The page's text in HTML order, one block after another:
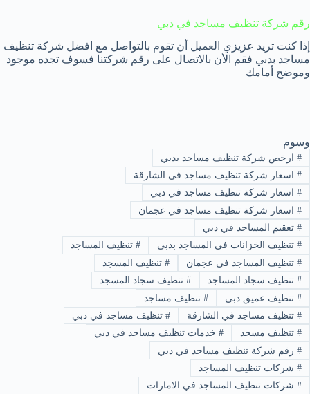
رقم شركة تنظيف مساجد في دبي
إذا كنت تريد عزيزي العميل أن تقوم بالتواصل مع افضل شركة تنظيف
مساجد بدبي فقم الأن بالاتصال على رقم شركتنا فسوف تجده موجود
وموضح أمامك
وسوم
#ارخص شركة تنظيف مساجد بدبي
#اسعار شركة تنظيف مساجد في الشارقة
#اسعار شركة تنظيف مساجد في دبي
#اسعار شركة تنظيف مساجد في عجمان
#تعقيم المساجد في دبي
#تنظيف الخزانات في المساجد بدبي #تنظيف المساجد
#تنظيف المساجد في عجمان #تنظيف المسجد
#تنظيف سجاد المساجد #تنظيف سجاد المسجد
#تنظيف عميق دبي #تنظيف مساجد
#تنظيف مساجد في الشارقة #تنظيف مساجد في دبي
#تنظيف مسجد #خدمات تنظيف مساجد في دبي
#رقم شركة تنظيف مساجد في دبي
#شركات تنظيف المساجد
#شركات تنظيف المساجد في الامارات